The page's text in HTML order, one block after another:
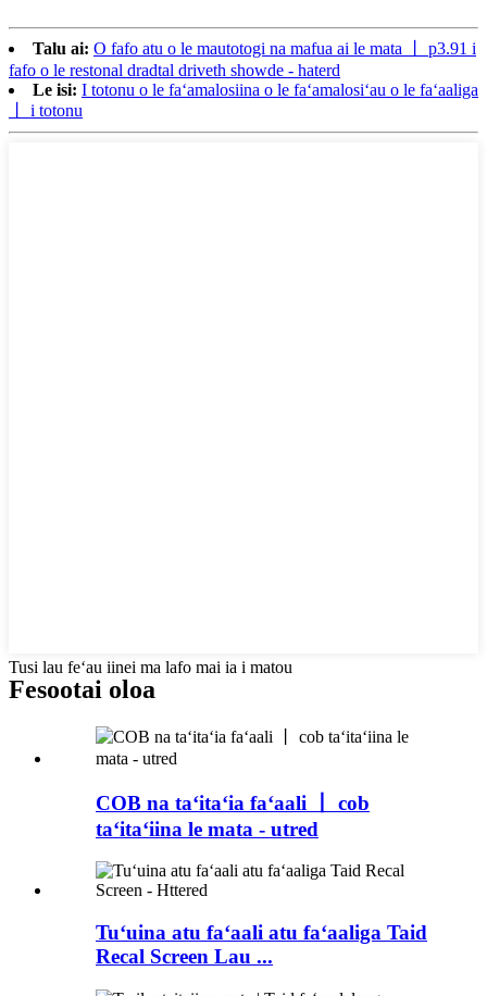
Talu ai: O fafo atu o le mautotogi na mafua ai le mata 丨 p3.91 i
fafo o le restonal dradtal driveth showde - haterd
Le isi: I totonu o le faʻamalosiina o le faʻamalosiʻau o le faʻaaliga
丨 i totonu
Tusi lau feʻau iinei ma lafo mai ia i matou
Fesootai oloa
COB na taʻitaʻia faʻaali 丨 cob
taʻitaʻiina le mata - utred
Tuʻuina atu faʻaali atu faʻaaliga Taid
Recal Screen Lau ...